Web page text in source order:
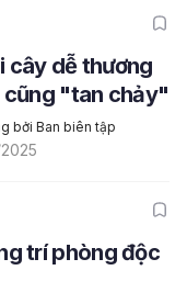
cây dễ thương
cũng "tan chảy"
bởi Ban biên tập
trí phòng độc